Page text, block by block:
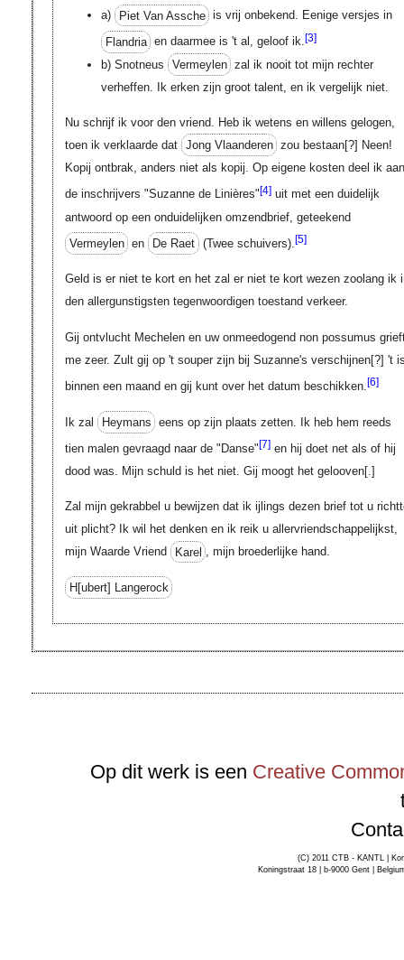
a) Piet Van Assche is vrij onbekend. Eenige versjes in
Flandria en daarmee is 't al, geloof ik.[3]
b) Snotneus Vermeylen zal ik nooit tot mijn rechter
verheffen. Ik erken zijn groot talent, en ik vergelijk niet.
Nu schrijf ik voor den vriend. Heb ik wetens en willens gelogen,
toen ik verklaarde dat Jong Vlaanderen zou bestaan[?] Neen!
Kopij ontbrak, anders niet als kopij. Op eigene kosten deel ik aan
de inschrijvers "Suzanne de Linières"[4]uit met een duidelijk
antwoord op een onduidelijken omzendbrief, geteekend
Vermeylen en De Raet (Twee schuivers).[5]
Geld is er niet te kort en het zal er niet te kort wezen zoolang ik
den allergunstigsten tegenwoordigen toestand verkeer.
Gij ontvlucht Mechelen en uw onmeedogend non possumus
me zeer. Zult gij op 't souper zijn bij Suzanne's verschijnen[?] 't
binnen een maand en gij kunt over het datum beschikken.[6]
Ik zal Heymans eens op zijn plaats zetten. Ik heb hem reeds
tien malen gevraagd naar de "Danse"[7]en hij doet net als of hij
dood was. Mijn schuld is het niet. Gij moogt het gelooven[.]
Zal mijn gekrabbel u bewijzen dat ik ijlings dezen brief tot u
uit plicht? Ik wil het denken en ik reik u allervriendschappelijkst,
mijn Waarde Vriend
Karel , mijn broederlijke hand.
H[ubert] Langerock
Op dit werk is een Creative
(C) 2011 CTB - KANTL |
Koningstraat 18 | b-9000 Gent |